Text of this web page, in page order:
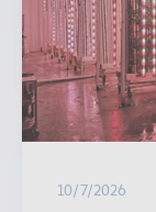
10/7/2026